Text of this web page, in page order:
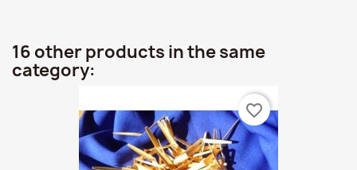
16 other products in the same
category:
favorite_border